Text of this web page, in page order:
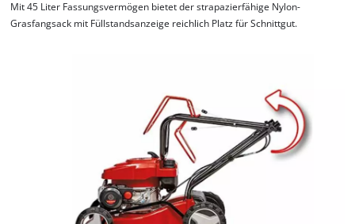
Mit 45 Liter Fassungsvermögen bietet der strapazierfähige Nylon-
Grasfangsack mit Füllstandsanzeige reichlich Platz für Schnittgut.